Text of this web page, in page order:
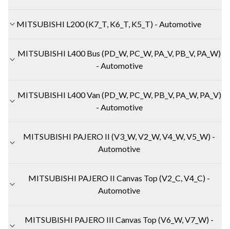
MITSUBISHI L200 (K7_T, K6_T, K5_T) - Automotive
MITSUBISHI L400 Bus (PD_W, PC_W, PA_V, PB_V, PA_W)
- Automotive
MITSUBISHI L400 Van (PD_W, PC_W, PB_V, PA_W, PA_V)
- Automotive
MITSUBISHI PAJERO II (V3_W, V2_W, V4_W, V5_W) -
Automotive
MITSUBISHI PAJERO II Canvas Top (V2_C, V4_C) -
Automotive
MITSUBISHI PAJERO III Canvas Top (V6_W, V7_W) -